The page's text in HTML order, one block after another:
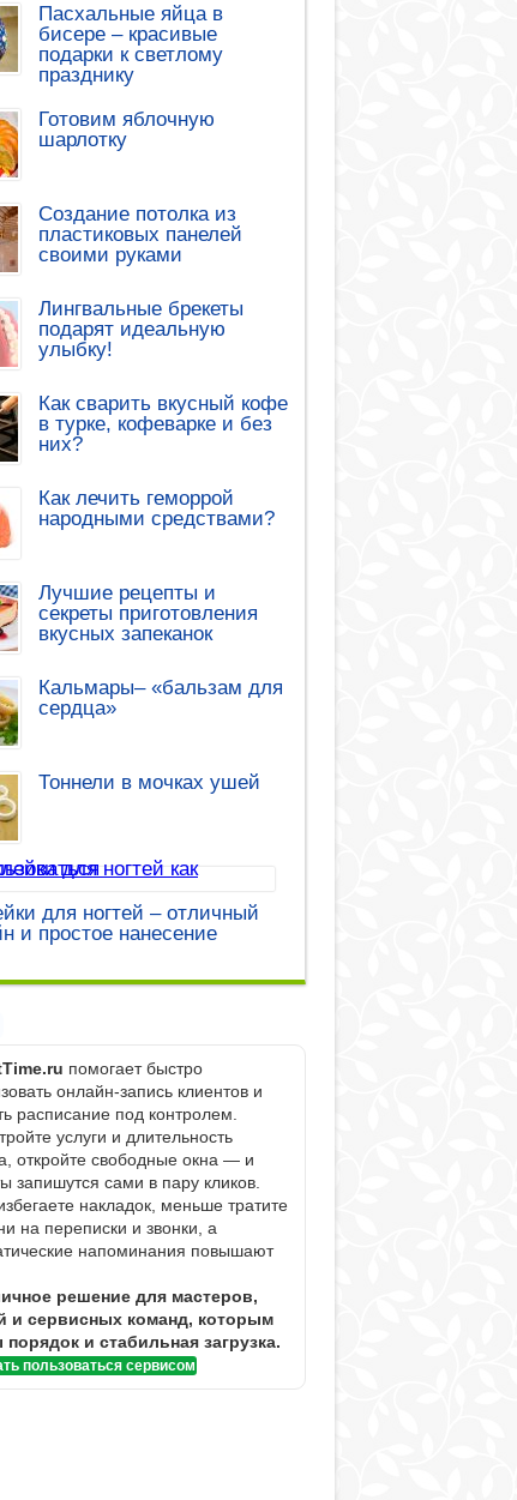
Пасхальные яйца в
бисере – красивые
подарки к светлому
празднику
Готовим яблочную
шарлотку
Создание потолка из
пластиковых панелей
своими руками
Лингвальные брекеты
подарят идеальную
улыбку!
Как сварить вкусный кофе
в турке, кофеварке и без
них?
Как лечить геморрой
народными средствами?
Лучшие рецепты и
секреты приготовления
вкусных запеканок
Кальмары– «бальзам для
сердца»
Тоннели в мочках ушей
для ногтей – отличный
и простое нанесение
помогает быстро
онлайн-запись клиентов и
расписание под контролем.
услуги и длительность
откройте свободные окна — и
запишутся сами в пару кликов.
накладок, меньше тратите
на переписки и звонки, а
напоминания повышают
решение для мастеров,
и сервисных команд, которым
и стабильная загрузка.
пользоваться сервисом